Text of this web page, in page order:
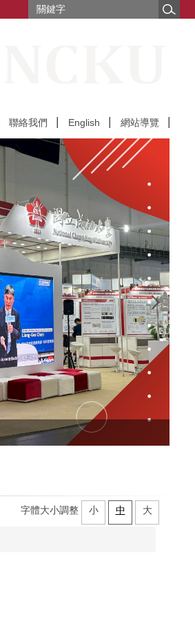
聯絡我們 English 網站導覽
字體大小調整 小 中 大